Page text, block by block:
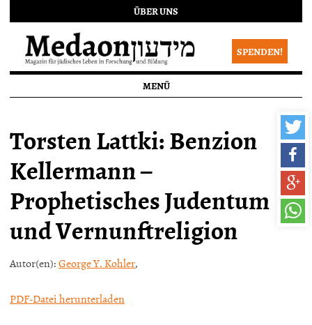
ÜBER UNS
SPENDEN!
MENÜ
Torsten Lattki: Benzion
Kellermann –
Prophetisches Judentum
und Vernunftreligion
Autor(en):George Y. Kohler,
PDF-Datei herunterladen